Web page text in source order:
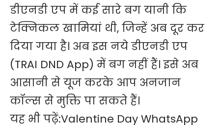
डीएनडी एप में कई सारे बग यानी कि
टेक्निकल खामियां थी, जिन्हें अब दूर कर
दिया गया है। अब इस नये डीएनडी एप
(TRAI DND App) में बग नहीं हैं। इसे अब
आसानी से यूज करके आप अनजान
कॉल्स से मुक्ति पा सकते हैं।
यह भी पढ़ें:Valentine Day WhatsApp